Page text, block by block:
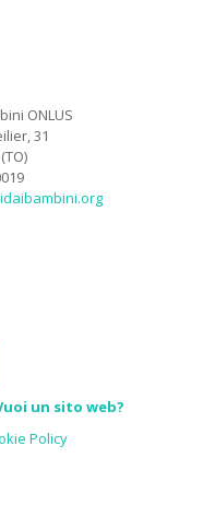
ONLUS
31
un sito web?
Policy